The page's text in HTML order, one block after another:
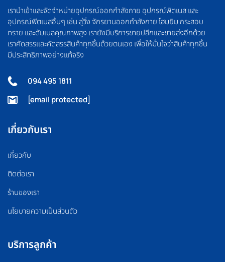
เรานำเข้าและจัดจำหน่ายอุปกรณ์ออกกำลังกาย อุปกรณ์ฟิตเนส และ
อุปกรณ์ฟิตเนสอื่นๆ เช่น ลู่วิ่ง จักรยานออกกำลังกาย โฮมยิม กระสอบ
ทราย และดัมเบลคุณภาพสูง เรายังมีบริการขายปลีกและขายส่งอีกด้วย
เราคัดสรรและคัดสรรสินค้าทุกชิ้นด้วยตนเอง เพื่อให้มั่นใจว่าสินค้าทุกชิ้น
มีประสิทธิภาพอย่างแท้จริง
094 495 1811
[email protected]
เกี่ยวกับเรา
เกี่ยวกับ
ติดต่อเรา
ร้านของเรา
นโยบายความเป็นส่วนตัว
บริการลูกค้า